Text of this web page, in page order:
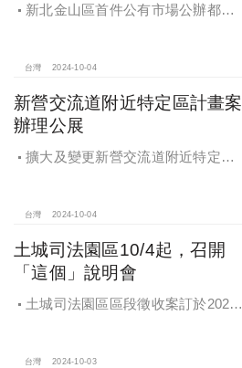
新北金山區首件公有市場公辦都更
台灣 2024-10-04
新營交流道附近特定區計畫案
辦理公展
擴大及變更新營交流道附近特定區
台灣 2024-10-04
土城司法園區10/4起，召開
「這個」說明會
土城司法園區區段徵收案訂於2024
台灣 2024-10-03